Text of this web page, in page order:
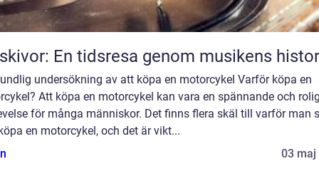
En tidsresa genom musikens
undersökning av att köpa en motorcykel Varför köpa en
Att köpa en motorcykel kan vara en spännande och
för många människor. Det finns flera skäl till varför man
en motorcykel, och det är vikt...
03 maj